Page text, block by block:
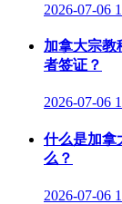
2026-07-06
加拿大宗教
者签证？
2026-07-06
什么是加拿
么？
2026-07-06